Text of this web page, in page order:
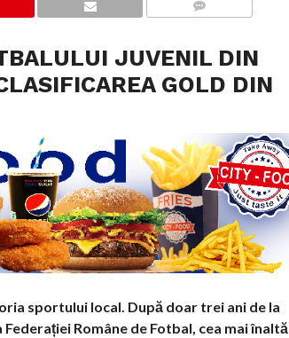
JUVENIL DIN
GOLD DIN
sportului local. După doar trei ani de la
Române de Fotbal, cea mai înaltă